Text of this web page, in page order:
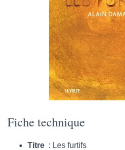
Fiche technique
Titre : Les furtifs